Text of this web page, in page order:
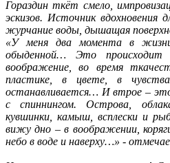
Гораздин ткёт смело,
эскизов. Источник вдохновения
журчание воды, дышащая
«У меня два момента в
обыденной… Это происходит
воображение, во время
пластике, в цвете, в
останавливается… И втрое –
с спиннингом. Острова,
кувшинки, камыш, всплески и
вижу дно – в воображении,
небо в воде и наверху…» -